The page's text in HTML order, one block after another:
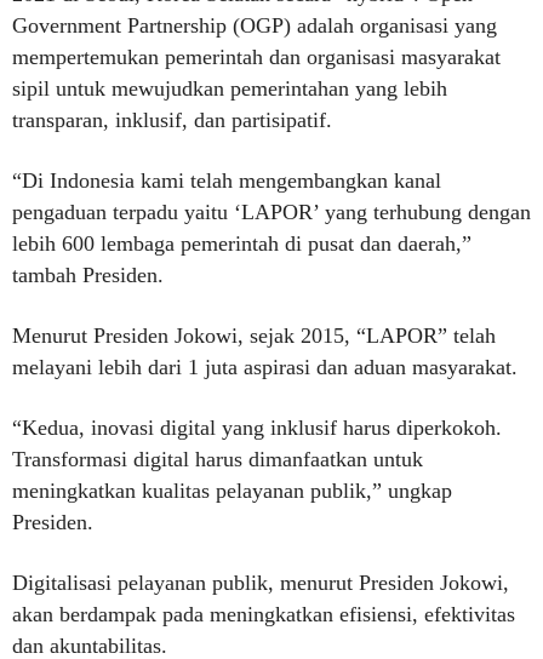
Government Partnership (OGP) adalah organisasi yang
mempertemukan pemerintah dan organisasi masyarakat
sipil untuk mewujudkan pemerintahan yang lebih
transparan, inklusif, dan partisipatif.
“Di Indonesia kami telah mengembangkan kanal
pengaduan terpadu yaitu ‘LAPOR’ yang terhubung dengan
lebih 600 lembaga pemerintah di pusat dan daerah,”
tambah Presiden.
Menurut Presiden Jokowi, sejak 2015, “LAPOR” telah
melayani lebih dari 1 juta aspirasi dan aduan masyarakat.
“Kedua, inovasi digital yang inklusif harus diperkokoh.
Transformasi digital harus dimanfaatkan untuk
meningkatkan kualitas pelayanan publik,” ungkap
Presiden.
Digitalisasi pelayanan publik, menurut Presiden Jokowi,
akan berdampak pada meningkatkan efisiensi, efektivitas
dan akuntabilitas.